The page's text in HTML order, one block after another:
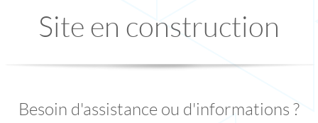
Site en construction
Besoin d'assistance ou d'informations ?